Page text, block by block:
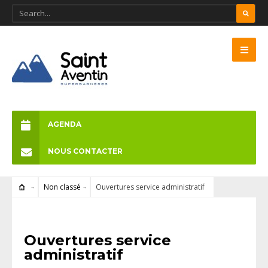
AGENDA
NOUS CONTACTER
Non classé Ouvertures service administratif
Ouvertures service
administratif